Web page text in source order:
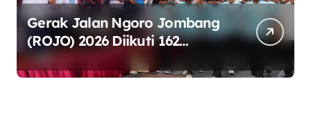
Gerak Jalan Ngoro Jombang
(ROJO) 2026 Diikuti 162
Peserta, Bupati Jombang
Tekankan Disiplin dan